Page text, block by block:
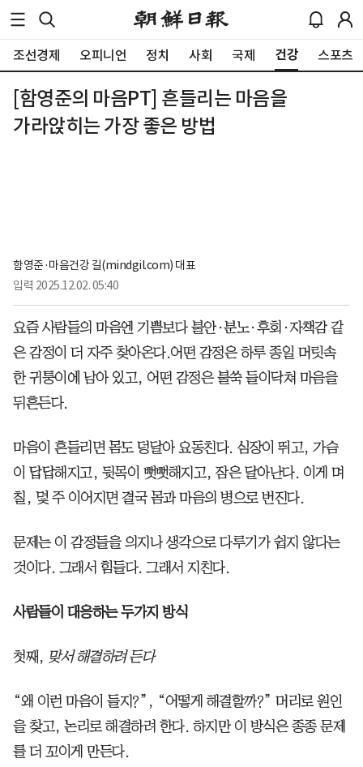
조선경제 오피니언 정치 사회 국제 건강 스포츠
[함영준의 마음PT] 흔들리는 마음을
가라앉히는 가장 좋은 방법
함영준·마음건강 길(mindgil.com) 대표
입력 2025.12.02. 05:40
요즘 사람들의 마음엔 기쁨보다 불안·분노·후회·자책감 같
은 감정이 더 자주 찾아온다.어떤 감정은 하루 종일 머릿속
한 귀퉁이에 남아 있고, 어떤 감정은 불쑥 들이닥쳐 마음을
뒤흔든다.
마음이 흔들리면 몸도 덩달아 요동친다. 심장이 뛰고, 가슴
이 답답해지고, 뒷목이 뻣뻣해지고, 잠은 달아난다. 이게 며
칠, 몇 주 이어지면 결국 몸과 마음의 병으로 번진다.
문제는 이 감정들을 의지나 생각으로 다루기가 쉽지 않다는
것이다. 그래서 힘들다. 그래서 지친다.
사람들이 대응하는 두가지 방식
첫째, 맞서 해결하려 든다
“왜 이런 마음이 들지?”, “어떻게 해결할까?” 머리로 원인
을 찾고, 논리로 해결하려 한다. 하지만 이 방식은 종종 문제
를 더 꼬이게 만든다.